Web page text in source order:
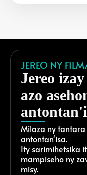
JEREO NY
Jereo
azo
Milaza ny tantara
antontan'isa.
Ity sarimihetsika
mampiseho ny
misy.